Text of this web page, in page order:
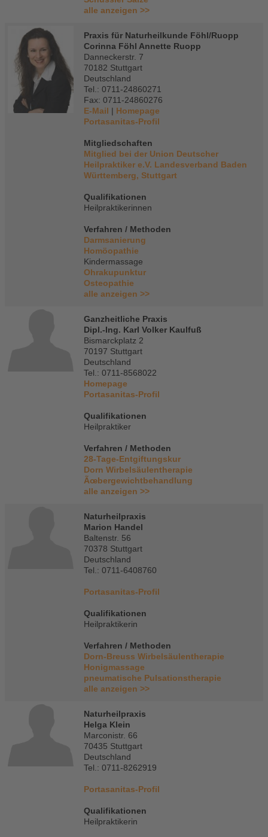
alle anzeigen >>
Praxis für Naturheilkunde Föhl/Ruopp
Corinna Föhl Annette Ruopp
Danneckerstr. 7
70182 Stuttgart
Deutschland
Tel.: 0711-24860271
Fax: 0711-24860276
E-Mail | Homepage
Portasanitas-Profil
Mitgliedschaften
Mitglied bei der Union Deutscher
Heilpraktiker e.V. Landesverband Baden
Württemberg, Stuttgart
Qualifikationen
Heilpraktikerinnen
Verfahren / Methoden
Darmsanierung
Homöopathie
Kindermassage
Ohrakupunktur
Osteopathie
alle anzeigen >>
Ganzheitliche Praxis
Dipl.-Ing. Karl Volker Kaulfuß
Bismarckplatz 2
70197 Stuttgart
Deutschland
Tel.: 0711-8568022
Homepage
Portasanitas-Profil
Qualifikationen
Heilpraktiker
Verfahren / Methoden
28-Tage-Entgiftungskur
Dorn Wirbelsäulentherapie
Ãœbergewichtbehandlung
alle anzeigen >>
Naturheilpraxis
Marion Handel
Baltenstr. 56
70378 Stuttgart
Deutschland
Tel.: 0711-6408760
Portasanitas-Profil
Qualifikationen
Heilpraktikerin
Verfahren / Methoden
Dorn-Breuss Wirbelsäulentherapie
Honigmassage
pneumatische Pulsationstherapie
alle anzeigen >>
Naturheilpraxis
Helga Klein
Marconistr. 66
70435 Stuttgart
Deutschland
Tel.: 0711-8262919
Portasanitas-Profil
Qualifikationen
Heilpraktikerin